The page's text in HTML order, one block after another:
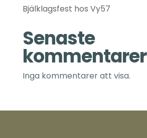
Bjälklagsfest hos Vy57
Senaste
kommentarer
Inga kommentarer att visa.